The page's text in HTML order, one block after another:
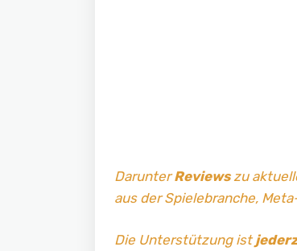
DarunterReviewszu
aus der Spielebranche,
Die Unterstützung ist